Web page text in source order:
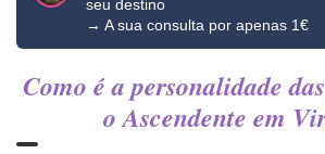
seu destino
→ A sua consulta por apenas 1€
Como é a personalidade
o Ascendente em